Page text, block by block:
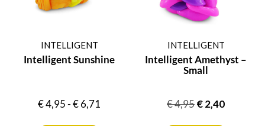
INTELLIGENT
Intelligent Sunshine
€4,95-€6,71
INTELLIGENT
Intelligent Amethyst –
Small
€4,95€2,40